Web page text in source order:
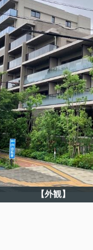
【外観】